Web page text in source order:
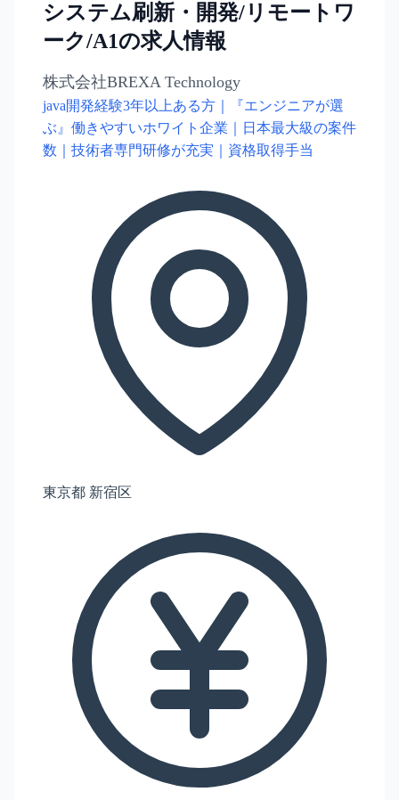
システム刷新・開発/リモートワ
ーク/A1の求人情報
株式会社BREXA Technology
java開発経験3年以上ある方｜『エンジニアが選
ぶ』働きやすいホワイト企業｜日本最大級の案件
数｜技術者専門研修が充実｜資格取得手当
東京都 新宿区